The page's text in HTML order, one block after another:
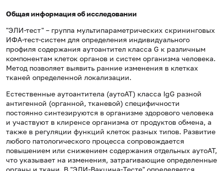
Общая информация об исследовании
"ЭЛИ-тест" – группа мультипараметрических скрининговых
ИФА-тест-систем для определения индивидуального
профиля содержания аутоантител класса G к различным
компонентам клеток органов и систем организма человека.
Метод позволяет выявить ранние изменения в клетках
тканей определенной локализации.
Естественные аутоантитела (аутоАТ) класса IgG разной
антигенной (органной, тканевой) специфичности
постоянно синтезируются в организме здорового человека
и участвуют в клиренсе организма от продуктов обмена, а
также в регуляции функций клеток разных типов. Развитие
любого патологического процесса сопровождается
повышением или снижением содержания отдельных аутоАТ,
что указывает на изменения, затрагивающие определенные